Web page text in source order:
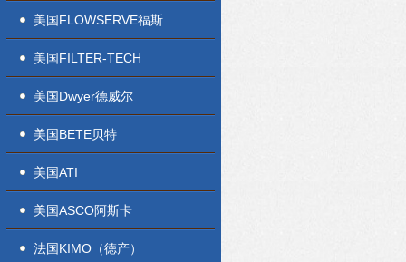
美国FLOWSERVE福斯
美国FILTER-TECH
美国Dwyer德威尔
美国BETE贝特
美国ATI
美国ASCO阿斯卡
法国KIMO（徳产）